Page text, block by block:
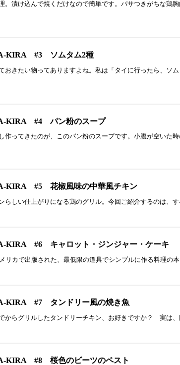
漬け込んで焼くだけなので簡単です。パサつきがちな鶏
KIRA #3 ソムタム2種
きたい物ってありますよね。私は「タイに行ったら、ソ
KIRA #4 パン粉のスープ
ってきたのが、このパン粉のスープです。小腹が空いた
KIRA #5 花椒風味の中華風チキン
しい仕上がりになる鶏のグリル。今回ご紹介するのは、
KIRA #6 キャロット・ジンジャー・ケーキ
リカで出版された、最低限の道具でシンプルに作る料理の
KIRA #7 タンドリー風の焼き魚
からグリルしたタンドリーチキン、お好きですか？ 実は
KIRA #8 桜色のビーツのペスト